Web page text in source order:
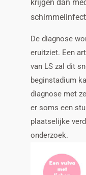
krijgen dan
De diagnose
eruitziet. Een
van LS zal dit
beginstadium
diagnose met
er soms een
plaatselijke
onderzoek.